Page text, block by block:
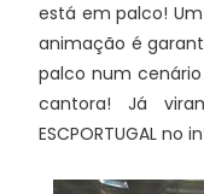
está em palco!
animação é
palco num
cantora! Já
ESCPORTUGAL no